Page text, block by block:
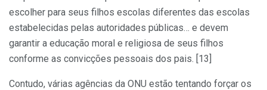
escolher para seus filhos escolas diferentes das escolas
estabelecidas pelas autoridades públicas… e devem
garantir a educação moral e religiosa de seus filhos
conforme as convicções pessoais dos pais. [13]
Contudo, várias agências da ONU estão tentando forçar os